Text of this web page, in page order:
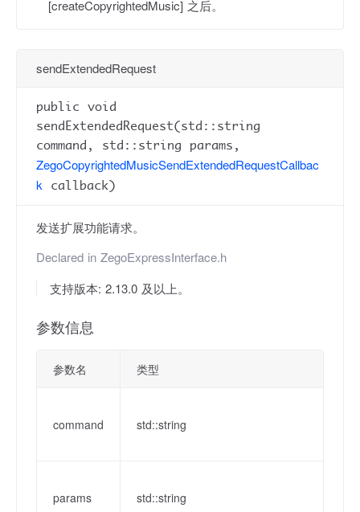
[createCopyrightedMusic] 之后。
sendExtendedRequest
public void
sendExtendedRequest(std::string
command, std::string params,
ZegoCopyrightedMusicSendExtendedRequestCallbac
k callback)
发送扩展功能请求。
Declared in ZegoExpressInterface.h
支持版本: 2.13.0 及以上。
参数信息
参数名 类型
command std::string
params std::string